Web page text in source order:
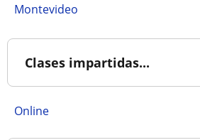
Montevideo
Clases impartidas...
online